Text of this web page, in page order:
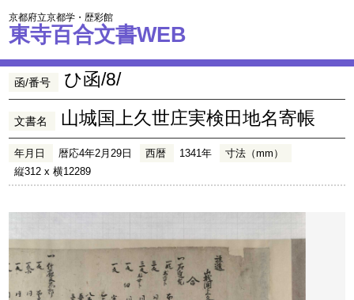
京都府立京都学・歴彩館
東寺百合文書WEB
函/番号 ひ函/8/
文書名 山城国上久世庄実検田地名寄帳
年月日 暦応4年2月29日 西暦 1341年
寸法（mm）
縦312 x 横12289